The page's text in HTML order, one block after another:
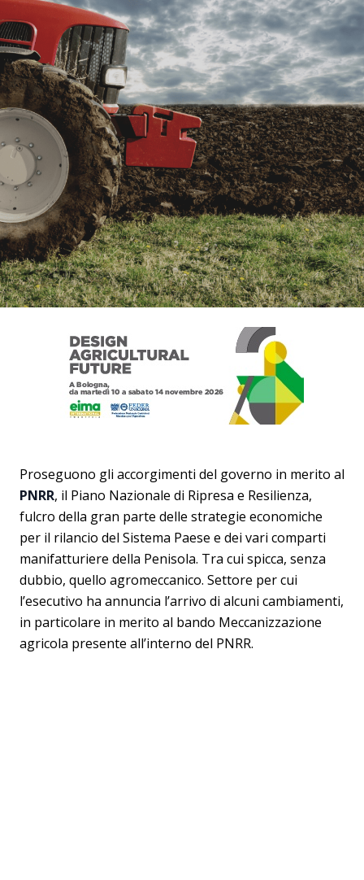
Proseguono gli accorgimenti del governo in merito al
PNRR, il Piano Nazionale di Ripresa e Resilienza,
fulcro della gran parte delle strategie economiche
per il rilancio del Sistema Paese e dei vari comparti
manifatturiere della Penisola. Tra cui spicca, senza
dubbio, quello agromeccanico. Settore per cui
l’esecutivo ha annuncia l’arrivo di alcuni cambiamenti,
in particolare in merito al bando Meccanizzazione
agricola presente all’interno del PNRR.